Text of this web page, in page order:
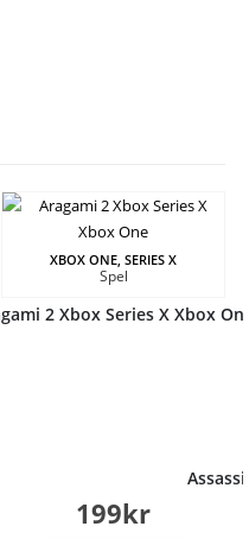
XBOX ONE, SERIES X
Spel
2 Xbox Series X Xbox
199kr